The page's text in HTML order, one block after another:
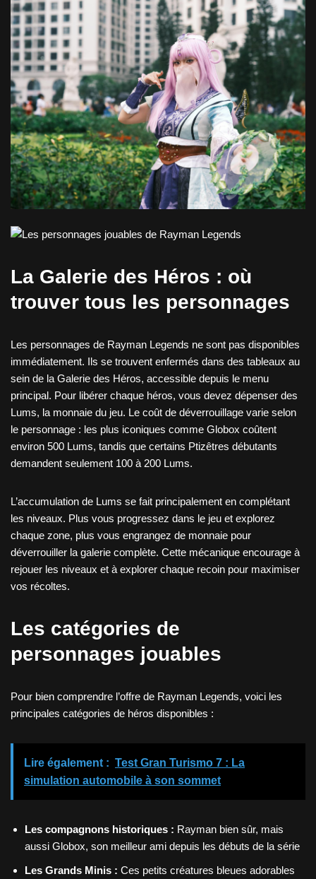
La Galerie des Héros : où
trouver tous les personnages
Les personnages de Rayman Legends ne sont pas disponibles
immédiatement. Ils se trouvent enfermés dans des tableaux au
sein de la Galerie des Héros, accessible depuis le menu
principal. Pour libérer chaque héros, vous devez dépenser des
Lums, la monnaie du jeu. Le coût de déverrouillage varie selon
le personnage : les plus iconiques comme Globox coûtent
environ 500 Lums, tandis que certains Ptizêtres débutants
demandent seulement 100 à 200 Lums.
L’accumulation de Lums se fait principalement en complétant
les niveaux. Plus vous progressez dans le jeu et explorez
chaque zone, plus vous engrangez de monnaie pour
déverrouiller la galerie complète. Cette mécanique encourage à
rejouer les niveaux et à explorer chaque recoin pour maximiser
vos récoltes.
Les catégories de
personnages jouables
Pour bien comprendre l’offre de Rayman Legends, voici les
principales catégories de héros disponibles :
Lire également : Test Gran Turismo 7 : La
simulation automobile à son sommet
Les compagnons historiques : Rayman bien sûr, mais
aussi Globox, son meilleur ami depuis les débuts de la série
Les Grands Minis : Ces petits créatures bleues adorables